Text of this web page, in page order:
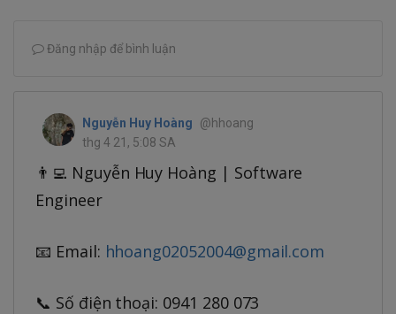
Đăng nhập để bình luận
Nguyễn Huy Hoàng
@hhoang
thg 4 21, 5:08 SA
👨‍💻 Nguyễn Huy Hoàng | Software
Engineer
📧 Email: hhoang02052004@gmail.com
📞 Số điện thoại: 0941 280 073